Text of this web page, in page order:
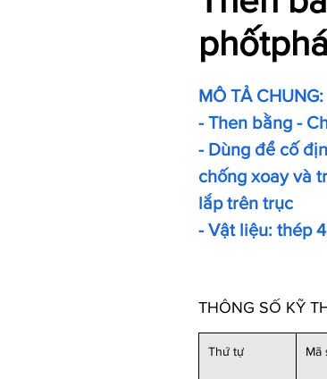
MÔ TẢ CHUNG:
- Then bằng -
- Dùng để cố
chống xoay và
lắp trên trục
- Vật liệu: thép
THÔNG SỐ KỸ
Thứ tự Mã